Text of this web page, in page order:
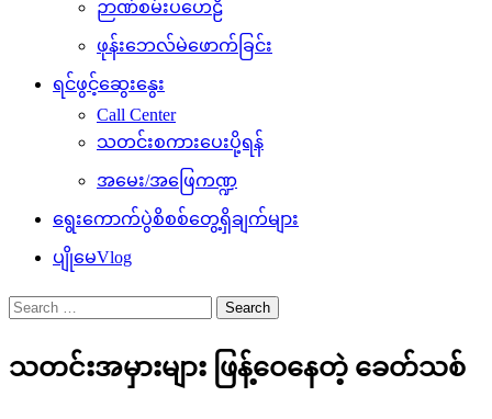
ဉာဏ်စမ်းပဟေဠိ
ဖုန်းဘေလ်မဲဖောက်ခြင်း
ရင်ဖွင့်ဆွေးနွေး
Call Center
သတင်းစကားပေးပို့ရန်
အမေး/အဖြေကဏ္ဍ
ရွေးကောက်ပွဲစိစစ်တွေ့ရှိချက်များ
ပျိုမေVlog
Search
for:
သတင်းအမှားများ ဖြန့်ဝေနေတဲ့ ခေတ်သစ်